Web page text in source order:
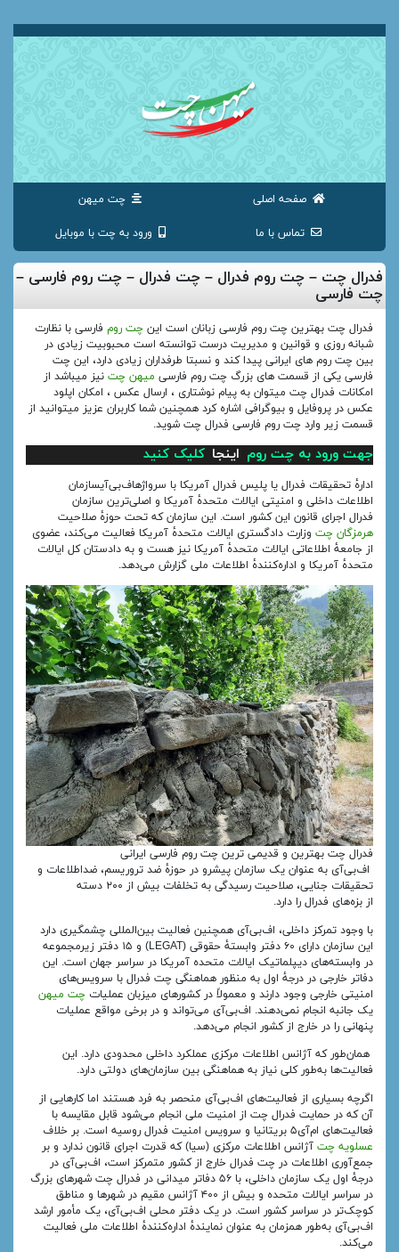
صفحه اصلی چت میهن
تماس با ما ورود به چت با موبایل
فدرال چت – چت روم فدرال – چت فدرال – چت روم فارسی –
چت فارسی
فدرال چت بهترین چت روم فارسی زبانان است این چت رومفارسی با نظارت
شبانه روزی و قوانین و مدیریت درست توانسته است محبوبیت زیادی در
بین چت روم های ایرانی پیدا کند و نسبتا طرفداران زیادی دارد، این چت
فارسی یکی از قسمت های بزرگ چت روم فارسی میهن چتنیز میباشد از
امکانات فدرال چت میتوان به پیام نوشتاری ، ارسال عکس ، امکان اپلود
عکس در پروفایل و بیوگرافی اشاره کرد همچنین شما کاربران عزیز میتوانید از
قسمت زیر وارد چت روم فارسی فدرال چت شوید.
جهت ورود به چت روم اینجا کلیک کنید
ادارهٔ تحقیقات فدرال یا پلیس فدرال آمریکا با سرواژهاف‌بی‌آیسازمان
اطلاعات داخلی و امنیتی ایالات متحدهٔ آمریکا و اصلی‌ترین سازمان
فدرال اجرای قانون این کشور است. این سازمان که تحت حوزهٔ صلاحیت
هرمزگان چتوزارت دادگستری ایالات متحدهٔ آمریکا فعالیت می‌کند، عضوی
از جامعهٔ اطلاعاتی ایالات متحدهٔ آمریکا نیز هست و به دادستان کل ایالات
متحدهٔ آمریکا و اداره‌کنندهٔ اطلاعات ملی گزارش می‌دهد.
فدرال چت بهترین و قدیمی ترین چت روم فارسی ایرانی
اف‌بی‌آی به عنوان یک سازمان پیشرو در حوزهٔ ضد تروریسم، ضداطلاعات و
تحقیقات جنایی، صلاحیت رسیدگی به تخلفات بیش از ۲۰۰ دسته
از بزه‌های فدرال را دارد.
با وجود تمرکز داخلی، اف‌بی‌آی همچنین فعالیت بین‌المللی چشمگیری دارد
این سازمان دارای ۶۰ دفتر وابستهٔ حقوقی (LEGAT) و ۱۵ دفتر زیرمجموعه
در وابسته‌های دیپلماتیک ایالات متحده آمریکا در سراسر جهان است. این
دفاتر خارجی در درجهٔ اول به منظور هماهنگی چت فدرال با سرویس‌های
امنیتی خارجی وجود دارند و معمولاً در کشورهای میزبان عملیات چت میهن
یک جانبه انجام نمی‌دهند. اف‌بی‌آی می‌تواند و در برخی مواقع عملیات
پنهانی را در خارج از کشور انجام می‌دهد.
همان‌طور که آژانس اطلاعات مرکزی عملکرد داخلی محدودی دارد. این
فعالیت‌ها به‌طور کلی نیاز به هماهنگی بین سازمان‌های دولتی دارد.
اگرچه بسیاری از فعالیت‌های اف‌بی‌آی منحصر به فرد هستند اما کارهایی از
آن که در حمایت فدرال چت از امنیت ملی انجام می‌شود قابل مقایسه با
فعالیت‌های ام‌آی۵ بریتانیا و سرویس امنیت فدرال روسیه است. بر خلاف
عسلویه چتآژانس اطلاعات مرکزی (سیا) که قدرت اجرای قانون ندارد و بر
جمع‌آوری اطلاعات در چت فدرال خارج از کشور متمرکز است، اف‌بی‌آی در
درجهٔ اول یک سازمان داخلی، با ۵۶ دفاتر میدانی در فدرال چت شهرهای بزرگ
در سراسر ایالات متحده و بیش از ۴۰۰ آژانس مقیم در شهرها و مناطق
کوچک‌تر در سراسر کشور است. در یک دفتر محلی اف‌بی‌آی، یک مأمور ارشد
اف‌بی‌آی به‌طور همزمان به عنوان نمایندهٔ اداره‌کنندهٔ اطلاعات ملی فعالیت
می‌کند.